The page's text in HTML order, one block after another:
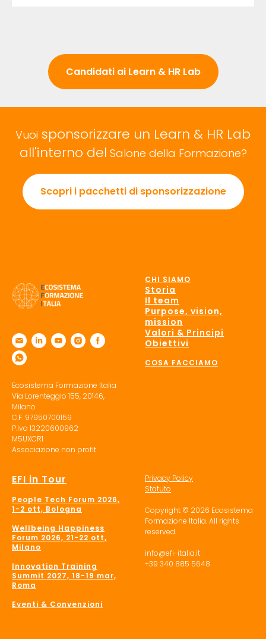
Candidati ai Learn & HR Lab
Vuoi sponsorizzare un Learn & HR Lab
all'interno del Salone della Formazione?
Scopri i pacchetti di sponsorizzazione
Ecosistema Formazione Italia
Via Lorenteggio 155, 20146,
Milano
C.F. 97950700159
P.Iva 13220600962
M5UXCR1
Associazione non profit
CHI SIAMO
Storia
Il team
Purpose, vision,
mission
Valori & Principi
Obiettivi
COSA FACCIAMO
EFI in Tour
People Tech Forum 2026,
1-2 ott, Bologna
Wellbeing Happiness
Forum 2026, 21-22 ott,
Milano
Innovation Training
Summit 2027, 18-19 mar,
Roma
Eventi & Convenzioni
Privacy Policy
Statuto
Copyright © 2026 Ecosistema
Formazione Italia. All rights
reserved.
info@efi-italia.it
+39 340 885 5648